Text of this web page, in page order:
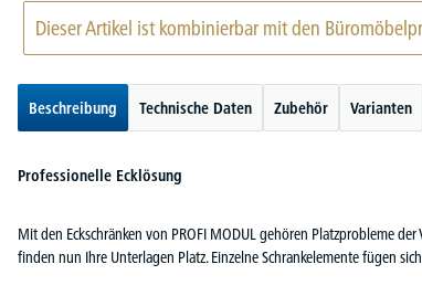
Dieser Artikel ist kombinierbar mit den
Beschreibung Technische Daten Zubehör Varianten
Professionelle Ecklösung
Mit den Eckschränken von PROFI MODUL gehören Platzprobleme
finden nun Ihre Unterlagen Platz. Einzelne Schrankelemente fügen